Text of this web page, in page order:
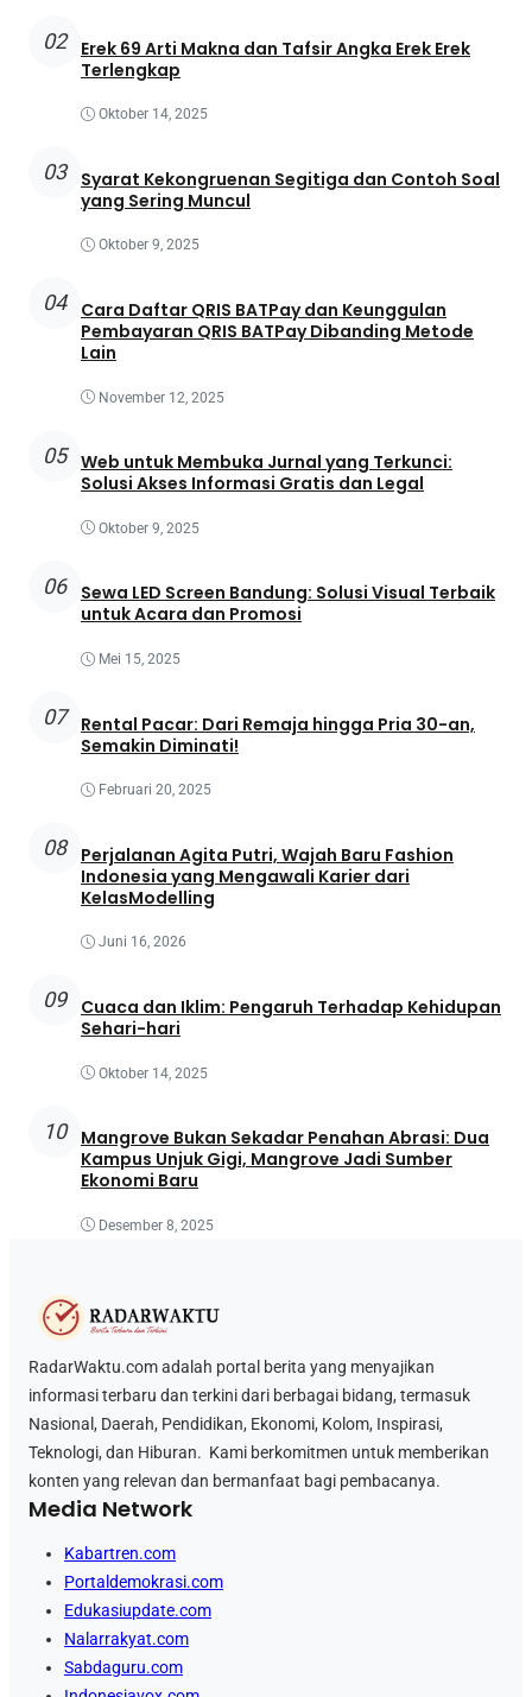
02
Erek 69 Arti Makna dan Tafsir Angka Erek Erek
Terlengkap
Oktober 14, 2025
03
Syarat Kekongruenan Segitiga dan Contoh Soal
yang Sering Muncul
Oktober 9, 2025
04
Cara Daftar QRIS BATPay dan Keunggulan
Pembayaran QRIS BATPay Dibanding Metode
Lain
November 12, 2025
05 Web untuk Membuka Jurnal yang Terkunci:
Solusi Akses Informasi Gratis dan Legal
Oktober 9, 2025
06
Sewa LED Screen Bandung: Solusi Visual Terbaik
untuk Acara dan Promosi
Mei 15, 2025
07
Rental Pacar: Dari Remaja hingga Pria 30-an,
Semakin Diminati!
Februari 20, 2025
08
Perjalanan Agita Putri, Wajah Baru Fashion
Indonesia yang Mengawali Karier dari
KelasModelling
Juni 16, 2026
09
Cuaca dan Iklim: Pengaruh Terhadap Kehidupan
Sehari-hari
Oktober 14, 2025
10
Mangrove Bukan Sekadar Penahan Abrasi: Dua
Kampus Unjuk Gigi, Mangrove Jadi Sumber
Ekonomi Baru
Desember 8, 2025
RadarWaktu.com adalah portal berita yang menyajikan
informasi terbaru dan terkini dari berbagai bidang, termasuk
Nasional, Daerah, Pendidikan, Ekonomi, Kolom, Inspirasi,
Teknologi, dan Hiburan. Kami berkomitmen untuk memberikan
konten yang relevan dan bermanfaat bagi pembacanya.
Media Network
Kabartren.com
Portaldemokrasi.com
Edukasiupdate.com
Nalarrakyat.com
Sabdaguru.com